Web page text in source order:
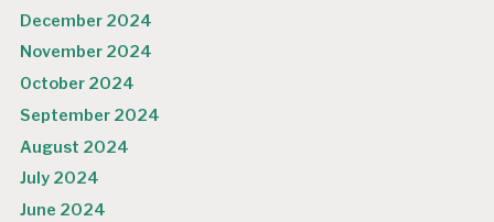
December 2024
November 2024
October 2024
September 2024
August 2024
July 2024
June 2024